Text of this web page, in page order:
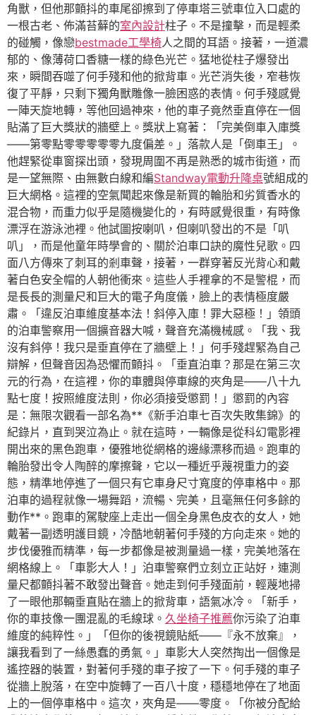
角獸，但他那顫抖的車尾卻擦到了停車塔三號車位入口處的
一根古老、佈滿苔蘚的室內設計柱子。不是撞擊，而是輕柔
的碰觸，像戀bestmade工學椅人之間的耳語。接著，一道濃
郁的、像薄荷口香糖一樣的綠色光芒。猛地從柱子爆發出
來，瞬間吞噬了何手殘和他的掀背車。光芒消失後，窄巷恢
復了平靜，只剩下獨角獸雕像一臉困惑的表情。何手殘感覺
一陣天旋地轉，等他回過神來，他的車子竟然垂直停在一個
貼滿了巨大獎狀的牆壁上。獎狀上寫著：「完美倒車入庫獎
——第零點零零零零零九度偏差。」落款人是「倒車王」。
他趕緊從車窗探出頭，發現周圍不再是熟悉的城市街道，而
是一望無際、由無數白線和編Standway電動升降桌號組成的
巨大網格。這裡的空氣聞起來像是新買的輪胎和劣質香水的
混合物，而重力似乎是隨機變化的，有時感覺很重，有時像
漂浮在游泳池裡。他試圖按喇叭，但喇叭發出的不是「叭
叭」，而是他童年時學會的、關於泊車口訣的魔性兒歌。四
面八方傳來了刺耳的剎車聲，接著，一群穿著反光背心和戴
著白色安全帽的人朝他衝來。這些人手裡拿的不是警棍，而
是長長的測量尺和巨大的電子角度儀，臉上的表情極度嚴
肅。「違反泊車維度基本法！斜停入庫！罪大惡極！」領頭
的泊車警察用一個擴音器大喊，聲音充滿機械感。「我、我
沒有斜停！我只是垂直停在了牆壁上！」何手殘趕緊為自己
辯解，但聲音因為恐懼而顫抖。「垂直泊車？那是在第三次
元的行為，在這裡，你的車體與停車線的夾角是——八十九
點七度！按照維度法則，你必須接受懲罰！」懲罰的內容
是：無限次觀看一部名為**《新手泊車七百次失敗集錦》的
紀錄片，直到哭泣為止。就在這時，一輛像是從科幻電影裡
開出來的黑色跑車，優雅地從網格的邊緣漂移而過。跑車的
輪胎發出令人陶醉的摩擦聲，它以一種近乎蔑視重力的姿
態，精準地停進了一個只有它車身尺寸寬度的停車格中。那
泊車的過程就像一場舞蹈，流暢、完美，且毫無任何多餘的
動作**。跑車的駕駛座上走出一個全身黑色皮衣的女人，她
戴著一副透明護目鏡，冷酷地朝著何手殘的方向走來。她的
步伐優雅而精準，每一步都像是被測量過一樣，完美地落在
網格線上。「車影大人！」泊車警察們立刻立正站好，連測
量尺都顫抖著不敢發出聲音。她走到何手殘面前，輕蔑地掃
了一眼他那輛垂直貼在牆上的掀背車，語氣冰冷。「新手，
你的車技像一團混亂的毛線球。 久坐椅子推薦你污染了泊車
維度的純粹性。」「但你的後視鏡貼紙——『永不放棄』，
讓我看到了一絲愚蠢的勇氣。」車影大人突然掏出一個像是
遙控器的裝置，對著何手殘的車子按了一下。何手殘的車子
從牆上脫落，在空中旋轉了一百八十度，穩穩地停在了地面
上的一個停車格中。這次，夾角是——零度。「你被分配給